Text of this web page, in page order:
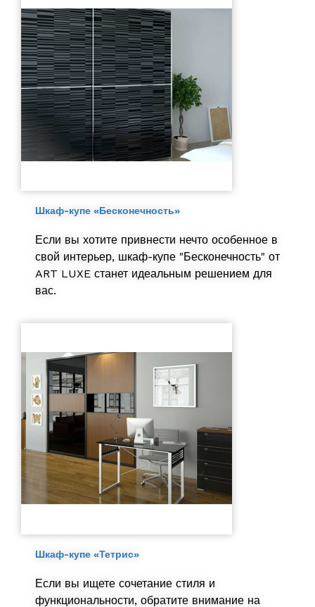
Шкаф-купе «Бесконечность»
Если вы хотите привнести нечто особенное в
свой интерьер, шкаф-купе "Бесконечность" от
ART LUXE станет идеальным решением для
вас.
Шкаф-купе «Тетрис»
Если вы ищете сочетание стиля и
функциональности, обратите внимание на